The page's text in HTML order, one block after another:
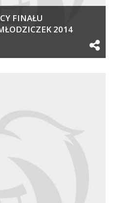
FINAŁU
2014